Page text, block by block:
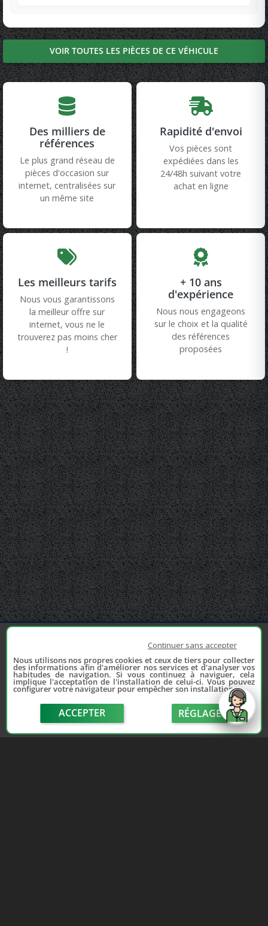
VOIR TOUTES LES PIÈCES DE CE VÉHICULE
Des milliers de
références
Le plus grand réseau de
pièces d'occasion sur
internet, centralisées sur
un même site
Rapidité d'envoi
Vos pièces sont
expédiées dans les
24/48h suivant votre
achat en ligne
Les meilleurs tarifs
Nous vous garantissons
la meilleur offre sur
internet, vous ne le
trouverez pas moins cher
!
+ 10 ans
d'expérience
Nous nous engageons
sur le choix et la qualité
des références
proposées
Depuis 2006, France Casse accompagne les
automobilistes dans leur recherche de pièces
d'occasion. Réparez votre auto sans vous ruiner !
Continuer sans accepter
Nous utilisons nos propres cookies et ceux de tiers pour collecter
des informations afin d'améliorer nos services et d'analyser vos
habitudes de navigation. Si vous continuez à naviguer, cela
implique l'acceptation de l'installation de celui-ci. Vous pouvez
configurer votre navigateur pour empêcher son installation.
ACCEPTER RÉGLAGE